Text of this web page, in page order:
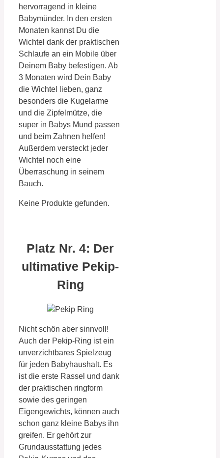
hervorragend in kleine
Babymünder. In den ersten
Monaten kannst Du die
Wichtel dank der praktischen
Schlaufe an ein Mobile über
Deinem Baby befestigen. Ab
3 Monaten wird Dein Baby
die Wichtel lieben, ganz
besonders die Kugelarme
und die Zipfelmütze, die
super in Babys Mund passen
und beim Zahnen helfen!
Außerdem versteckt jeder
Wichtel noch eine
Überraschung in seinem
Bauch.
Keine Produkte gefunden.
Platz Nr. 4: Der
ultimative Pekip-
Ring
Nicht schön aber sinnvoll!
Auch der Pekip-Ring ist ein
unverzichtbares Spielzeug
für jeden Babyhaushalt. Es
ist die erste Rassel und dank
der praktischen ringform
sowie des geringen
Eigengewichts, können auch
schon ganz kleine Babys ihn
greifen. Er gehört zur
Grundausstattung jedes